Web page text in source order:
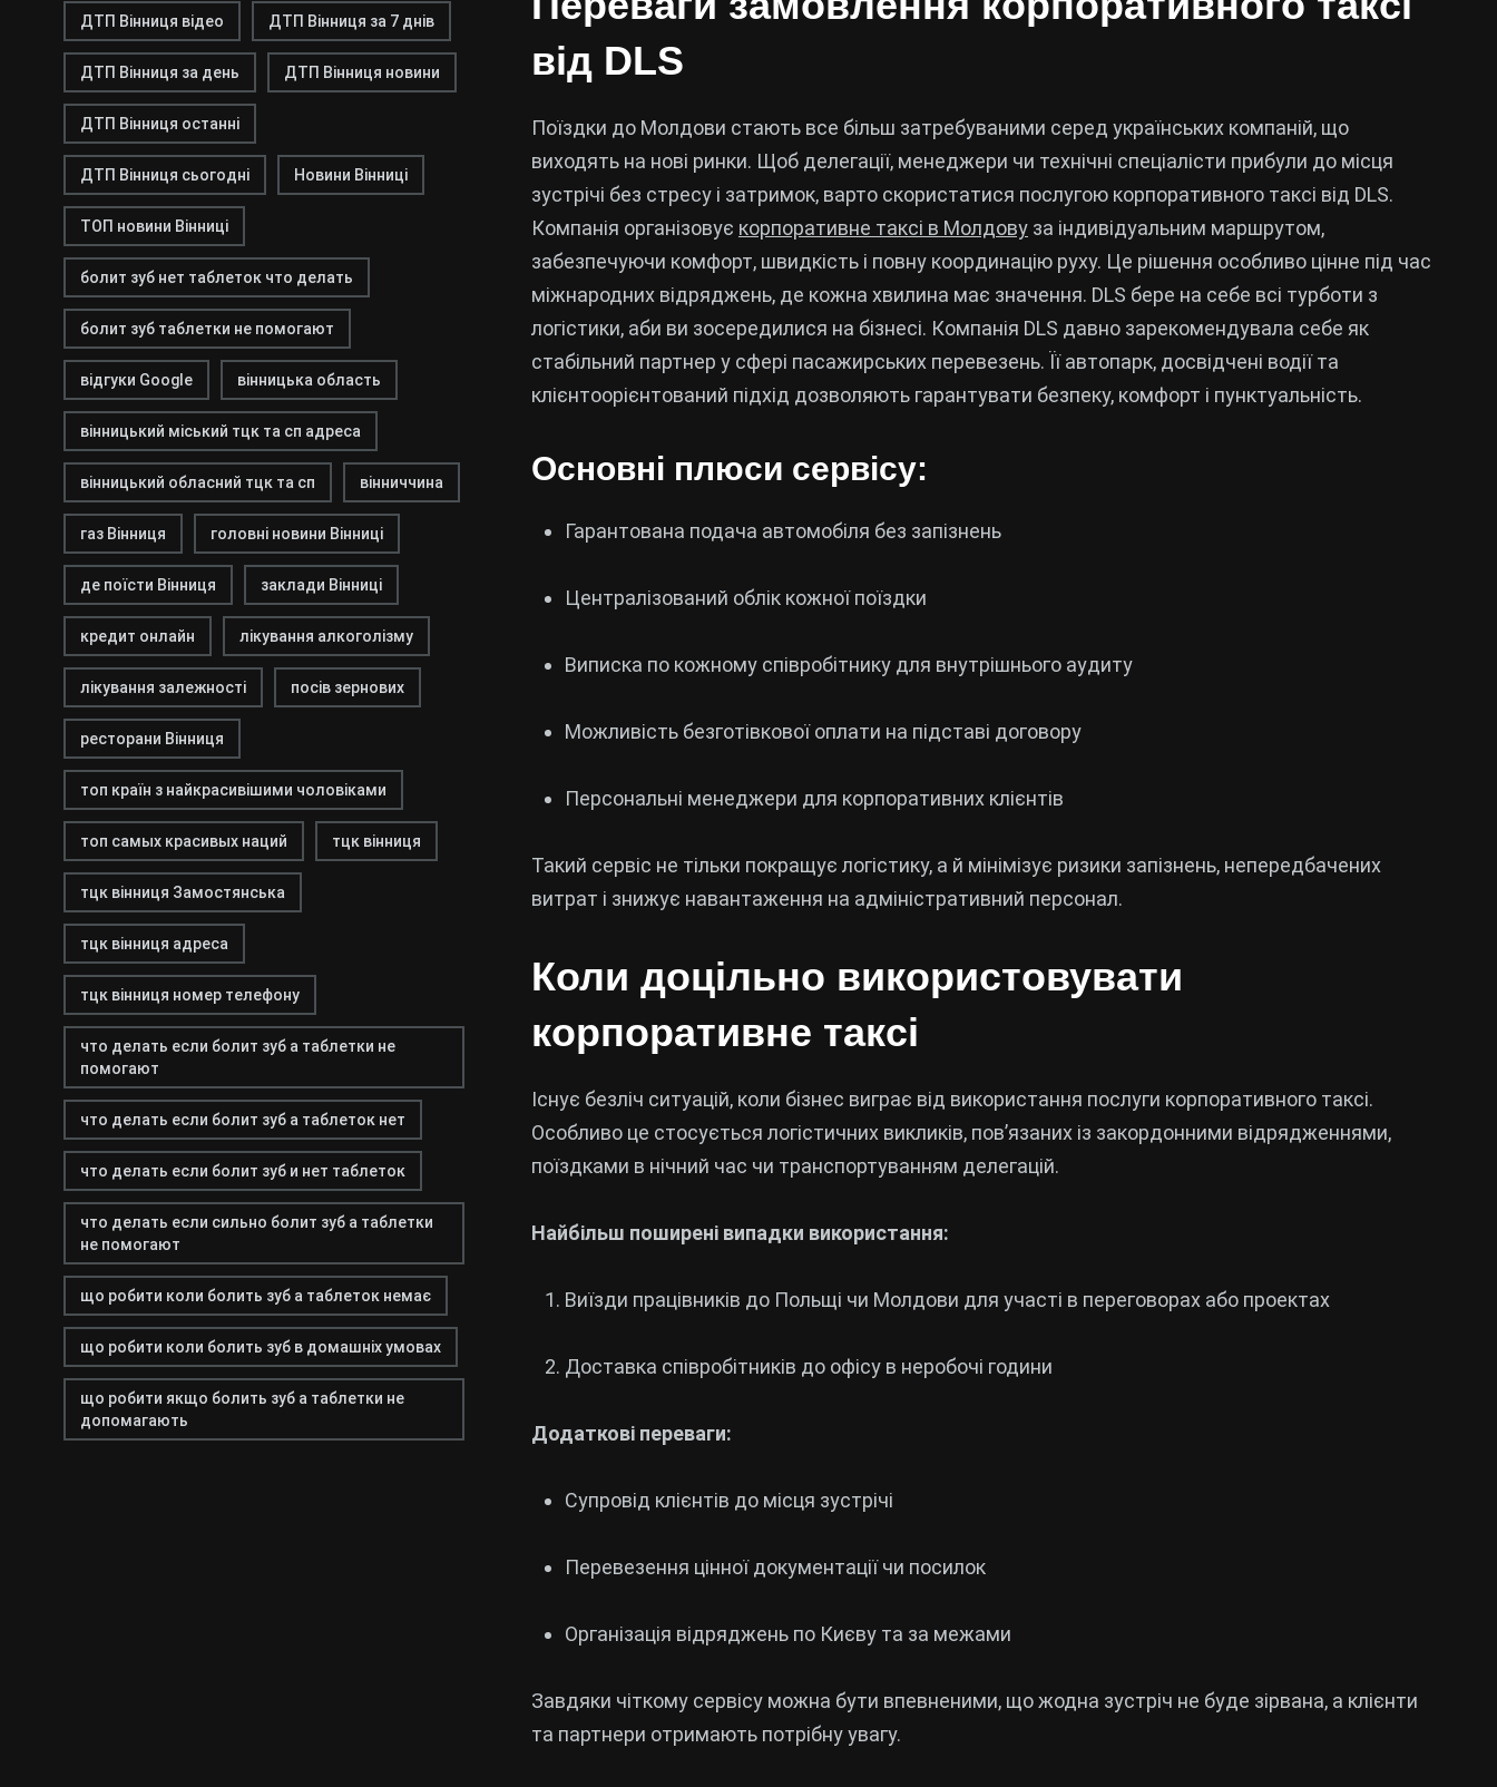
ДТП Вінниця відео ДТП Вінниця за 7 днів
ДТП Вінниця за день ДТП Вінниця новини
ДТП Вінниця останні
ДТП Вінниця сьогодні Новини Вінниці
ТОП новини Вінниці
болит зуб нет таблеток что делать
болит зуб таблетки не помогают
відгуки Google вінницька область
вінницький міський тцк та сп адреса
вінницький обласний тцк та сп вінниччина
газ Вінниця головні новини Вінниці
де поїсти Вінниця заклади Вінниці
кредит онлайн лікування алкоголізму
лікування залежності посів зернових
ресторани Вінниця
топ країн з найкрасивішими чоловіками
топ самых красивых наций тцк вінниця
тцк вінниця Замостянська
тцк вінниця адреса
тцк вінниця номер телефону
что делать если болит зуб а таблетки не
помогают
что делать если болит зуб а таблеток нет
что делать если болит зуб и нет таблеток
что делать если сильно болит зуб а таблетки
не помогают
що робити коли болить зуб а таблеток немає
що робити коли болить зуб в домашніх умовах
що робити якщо болить зуб а таблетки не
допомагають
від DLS
Поїздки до Молдови стають все більш затребуваними серед українських компаній, що
виходять на нові ринки. Щоб делегації, менеджери чи технічні спеціалісти прибули до місця
зустрічі без стресу і затримок, варто скористатися послугою корпоративного таксі від DLS.
Компанія організовує корпоративне таксі в Молдову за індивідуальним маршрутом,
забезпечуючи комфорт, швидкість і повну координацію руху. Це рішення особливо цінне під час
міжнародних відряджень, де кожна хвилина має значення. DLS бере на себе всі турботи з
логістики, аби ви зосередилися на бізнесі. Компанія DLS давно зарекомендувала себе як
стабільний партнер у сфері пасажирських перевезень. Її автопарк, досвідчені водії та
клієнтоорієнтований підхід дозволяють гарантувати безпеку, комфорт і пунктуальність.
Основні плюси сервісу:
Гарантована подача автомобіля без запізнень
Централізований облік кожної поїздки
Виписка по кожному співробітнику для внутрішнього аудиту
Можливість безготівкової оплати на підставі договору
Персональні менеджери для корпоративних клієнтів
Такий сервіс не тільки покращує логістику, а й мінімізує ризики запізнень, непередбачених
витрат і знижує навантаження на адміністративний персонал.
Коли доцільно використовувати
корпоративне таксі
Існує безліч ситуацій, коли бізнес виграє від використання послуги корпоративного таксі.
Особливо це стосується логістичних викликів, пов’язаних із закордонними відрядженнями,
поїздками в нічний час чи транспортуванням делегацій.
Найбільш поширені випадки використання:
Виїзди працівників до Польщі чи Молдови для участі в переговорах або проектах
Доставка співробітників до офісу в неробочі години
Додаткові переваги:
Супровід клієнтів до місця зустрічі
Перевезення цінної документації чи посилок
Організація відряджень по Києву та за межами
Завдяки чіткому сервісу можна бути впевненими, що жодна зустріч не буде зірвана, а клієнти
та партнери отримають потрібну увагу.